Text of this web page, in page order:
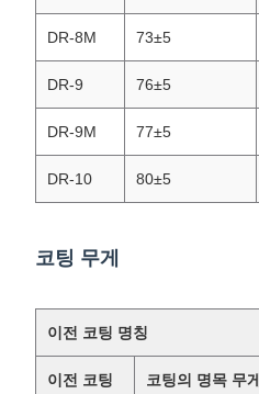
DR-8M 73±5
DR-9 76±5
DR-9M 77±5
DR-10 80±5
코팅 무게
이전 코팅 명칭
이전 코팅
코팅의 명목 무게